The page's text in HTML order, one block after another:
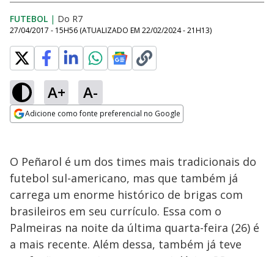
FUTEBOL | Do R7
27/04/2017 - 15H56 (ATUALIZADO EM 22/02/2024 - 21H13)
A+ A-
Adicione como fonte preferencial no Google
O Peñarol é um dos times mais tradicionais do
futebol sul-americano, mas que também já
carrega um enorme histórico de brigas com
brasileiros em seu currículo. Essa com o
Palmeiras na noite da última quarta-feira (26) é
a mais recente. Além dessa, também já teve